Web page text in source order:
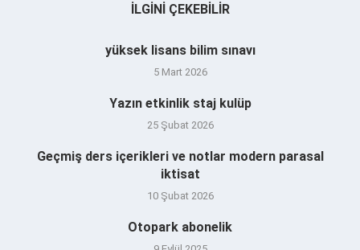
İLGINI ÇEKEBILIR
yüksek lisans bilim sınavı
5 Mart 2026
Yazın etkinlik staj kulüp
25 Şubat 2026
Geçmiş ders içerikleri ve notlar modern parasal
iktisat
10 Şubat 2026
Otopark abonelik